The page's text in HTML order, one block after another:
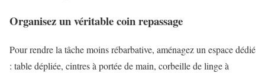
Organisez un véritable coin repassage
Pour rendre la tâche moins rébarbative, aménagez un espace dédié
: table dépliée, cintres à portée de main, corbeille de linge à